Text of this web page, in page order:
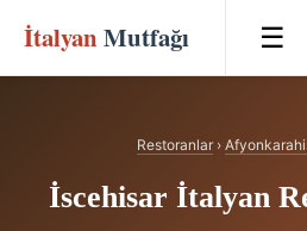
İtalyan Mutfağı ☰
Restoranlar›
İscehisar İtalyan